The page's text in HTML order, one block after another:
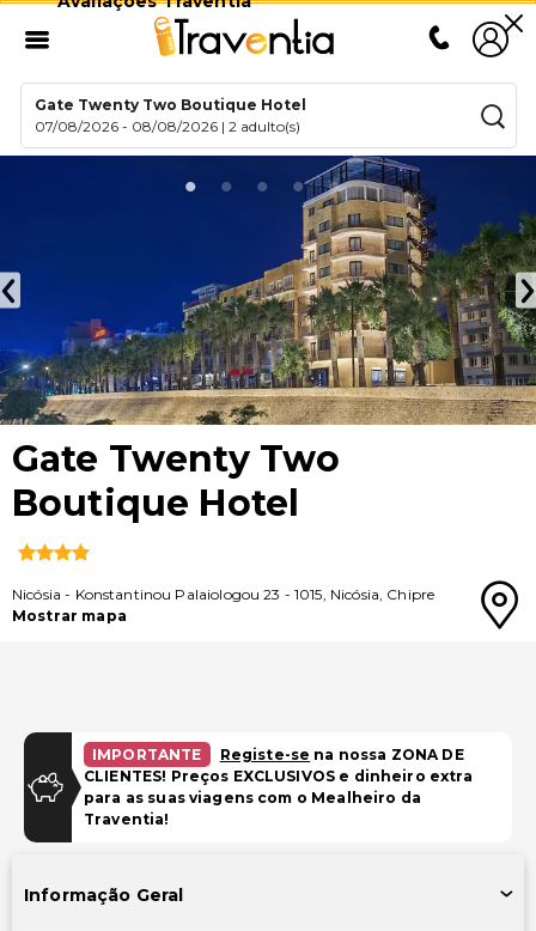
Gate Twenty Two Boutique Hotel
07/08/2026 - 08/08/2026 |2 adulto(s)
Gate Twenty Two
Boutique Hotel
Nicósia - Konstantinou Palaiologou 23 -1015, Nicósia, Chipre
Mostrar mapa
IMPORTANTE Registe-se na nossa ZONA DE
CLIENTES! Preços EXCLUSIVOS e dinheiro extra
para as suas viagens com o Mealheiro da
Traventia!
Informação Geral